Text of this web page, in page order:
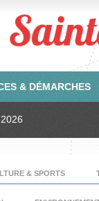
& DÉMARCHES
& SPORTS